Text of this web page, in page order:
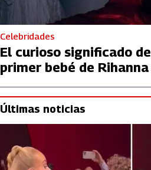
Celebridades
El curioso significado
primer bebé de
Últimas noticias